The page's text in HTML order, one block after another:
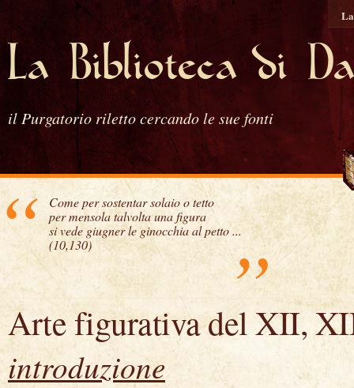
La Biblioteca di
il Purgatorio riletto cercando le sue fonti
Come per sostentar solaio o tetto
per mensola talvolta una figura
si vede giugner le ginocchia al petto ...
(10,130)
”
Arte figurativa del XII,
introduzione